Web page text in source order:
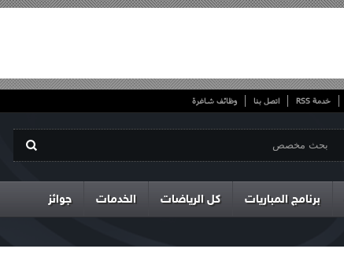
خدمة RSS اتصل بنا وظائف شاغرة
برنامج المباريات كل الرياضات الخدمات جوائز